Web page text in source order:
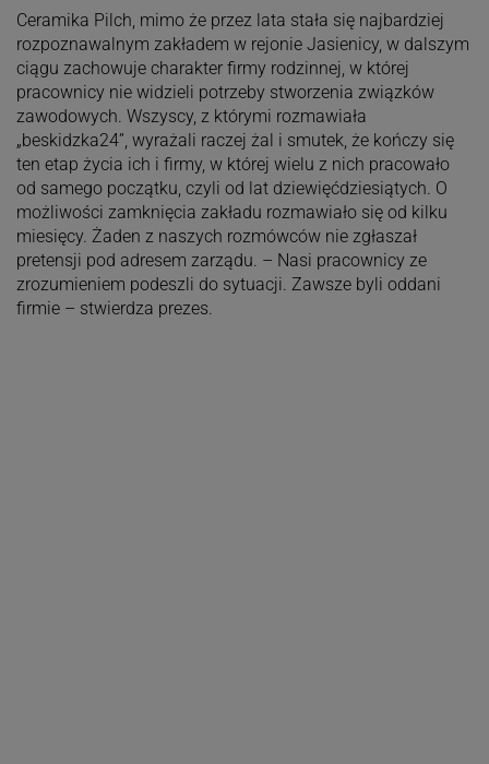
Ceramika Pilch, mimo że przez lata stała się najbardziej
rozpoznawalnym zakładem w rejonie Jasienicy, w dalszym
ciągu zachowuje charakter firmy rodzinnej, w której
pracownicy nie widzieli potrzeby stworzenia związków
zawodowych. Wszyscy, z którymi rozmawiała
„beskidzka24”, wyrażali raczej żal i smutek, że kończy się
ten etap życia ich i firmy, w której wielu z nich pracowało
od samego początku, czyli od lat dziewięćdziesiątych. O
możliwości zamknięcia zakładu rozmawiało się od kilku
miesięcy. Żaden z naszych rozmówców nie zgłaszał
pretensji pod adresem zarządu. – Nasi pracownicy ze
zrozumieniem podeszli do sytuacji. Zawsze byli oddani
firmie – stwierdza prezes.